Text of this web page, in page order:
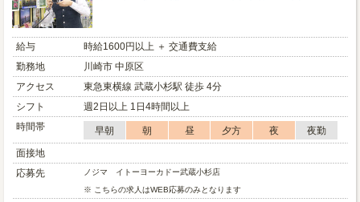
給与
時給1600円以上 ＋ 交通費支給
勤務地
川崎市 中原区
アクセス
東急東横線 武蔵小杉駅 徒歩 4分
シフト
週2日以上 1日4時間以上
時間帯
早朝 朝 昼 夕方 夜
夜勤
面接地
応募先
ノジマ イトーヨーカドー武蔵小杉店
※ こちらの求人はWEB応募のみとなります